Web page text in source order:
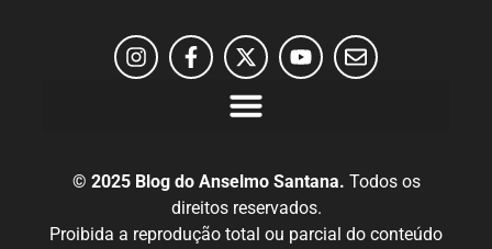
© 2025 Blog do Anselmo Santana. Todos os
direitos reservados.
Proibida a reprodução total ou parcial do conteúdo